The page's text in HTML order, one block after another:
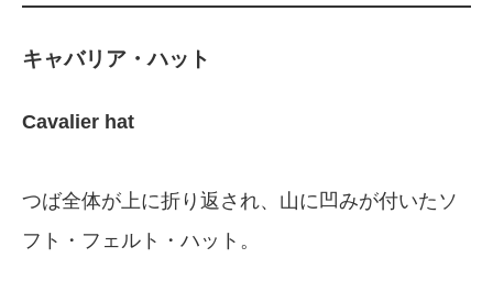
キャバリア・ハット
Cavalier hat
つば全体が上に折り返され、山に凹みが付いたソ
フト・フェルト・ハット。